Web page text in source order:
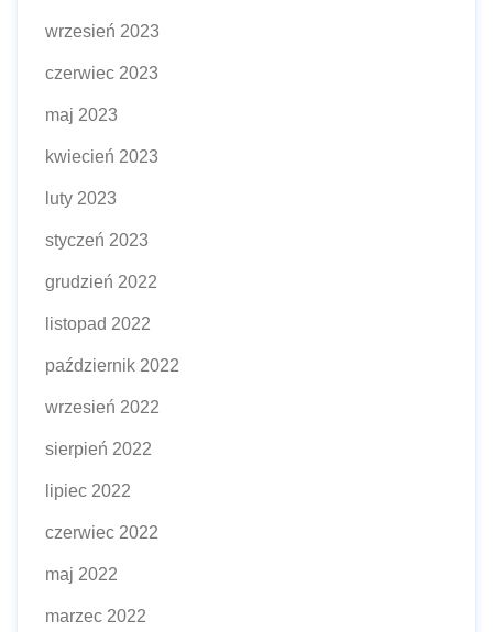
wrzesień 2023
czerwiec 2023
maj 2023
kwiecień 2023
luty 2023
styczeń 2023
grudzień 2022
listopad 2022
październik 2022
wrzesień 2022
sierpień 2022
lipiec 2022
czerwiec 2022
maj 2022
marzec 2022